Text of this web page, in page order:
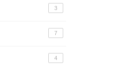
3
7
4